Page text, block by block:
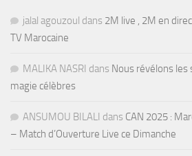
jalal agouzoul dans 2M live , 2M en
TV Marocaine
MALIKA NASRI dans Nous révélons les
magie célèbres
ANSUMOU BILALI dans CAN 2025 :
– Match d’Ouverture Live ce Dimanche